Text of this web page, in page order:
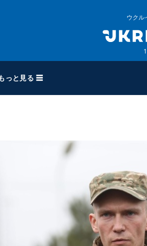
ウクル
っと見る ☰
ウクルインフォルムについ